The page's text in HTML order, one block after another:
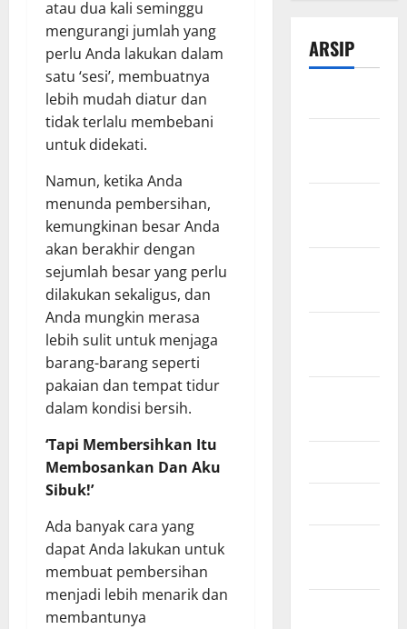
atau dua kali seminggu
mengurangi jumlah yang
perlu Anda lakukan dalam
satu ‘sesi’, membuatnya
lebih mudah diatur dan
tidak terlalu membebani
untuk didekati.
Namun, ketika Anda
menunda pembersihan,
kemungkinan besar Anda
akan berakhir dengan
sejumlah besar yang perlu
dilakukan sekaligus, dan
Anda mungkin merasa
lebih sulit untuk menjaga
barang-barang seperti
pakaian dan tempat tidur
dalam kondisi bersih.
‘Tapi Membersihkan Itu
Membosankan Dan Aku
Sibuk!’
Ada banyak cara yang
dapat Anda lakukan untuk
membuat pembersihan
menjadi lebih menarik dan
membantunya
ARSIP